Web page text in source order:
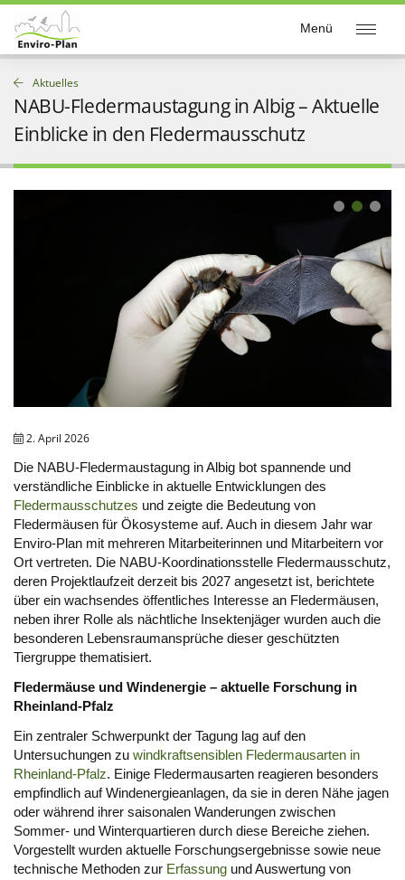
Menü
Aktuelles
NABU-Fledermaustagung in Albig – Aktuelle
Einblicke in den Fledermausschutz
2. April 2026
Die NABU-Fledermaustagung in Albig bot spannende und
verständliche Einblicke in aktuelle Entwicklungen des
Fledermausschutzes und zeigte die Bedeutung von
Fledermäusen für Ökosysteme auf. Auch in diesem Jahr war
Enviro-Plan mit mehreren Mitarbeiterinnen und Mitarbeitern vor
Ort vertreten. Die NABU-Koordinationsstelle Fledermausschutz,
deren Projektlaufzeit derzeit bis 2027 angesetzt ist, berichtete
über ein wachsendes öffentliches Interesse an Fledermäusen,
neben ihrer Rolle als nächtliche Insektenjäger wurden auch die
besonderen Lebensraumansprüche dieser geschützten
Tiergruppe thematisiert.
Fledermäuse und Windenergie – aktuelle Forschung in
Rheinland-Pfalz
Ein zentraler Schwerpunkt der Tagung lag auf den
Untersuchungen zu windkraftsensiblen Fledermausarten in
Rheinland-Pfalz. Einige Fledermausarten reagieren besonders
empfindlich auf Windenergieanlagen, da sie in deren Nähe jagen
oder während ihrer saisonalen Wanderungen zwischen
Sommer- und Winterquartieren durch diese Bereiche ziehen.
Vorgestellt wurden aktuelle Forschungsergebnisse sowie neue
technische Methoden zur Erfassung und Auswertung von